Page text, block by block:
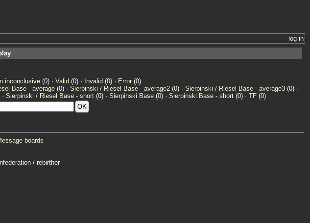
log in
inconclusive (0) · Valid (0) · Invalid (0) · Error (0)
Base - average(0) · Sierpinski / Riesel Base - average2(0) · Sierpinski / Riesel Base - average3(0) ·
Sierpinski / Riesel Base - short(0) · Sierpinski Base(0) · Sierpinski Base - short(0) · TF(0)
boards
/ rebirther